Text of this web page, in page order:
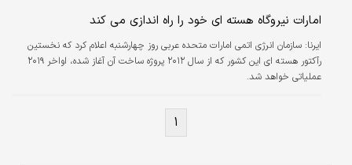
امارات نیروگاه هسته ای خود را راه اندازی می کند
ایرنا: سازمان انرژی اتمی امارات متحده عربی روز چهارشنبه اعلام کرد که نخستین
رآکتور هسته ای این کشور که از سال ۲۰۱۲ پروژه ساخت آن آغاز شده، اواخر ۲۰۱۹
عملیاتی خواهد شد.
۱